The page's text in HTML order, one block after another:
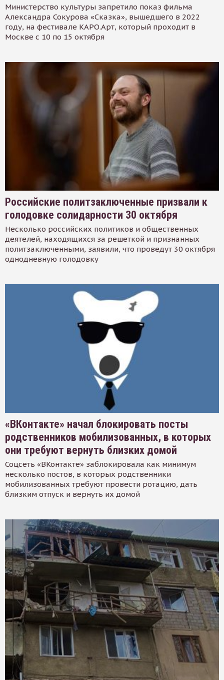
Министерство культуры запретило показ фильма
Александра Сокурова «Сказка», вышедшего в 2022
году, на фестивале КАРО.Арт, который проходит в
Москве с 10 по 15 октября
Российские политзаключенные призвали к
голодовке солидарности 30 октября
Несколько российских политиков и общественных
деятелей, находящихся за решеткой и признанных
политзаключенными, заявили, что проведут 30 октября
однодневную голодовку
«ВКонтакте» начал блокировать посты
родственников мобилизованных, в которых
они требуют вернуть близких домой
Соцсеть «ВКонтакте» заблокировала как минимум
несколько постов, в которых родственники
мобилизованных требуют провести ротацию, дать
близким отпуск и вернуть их домой